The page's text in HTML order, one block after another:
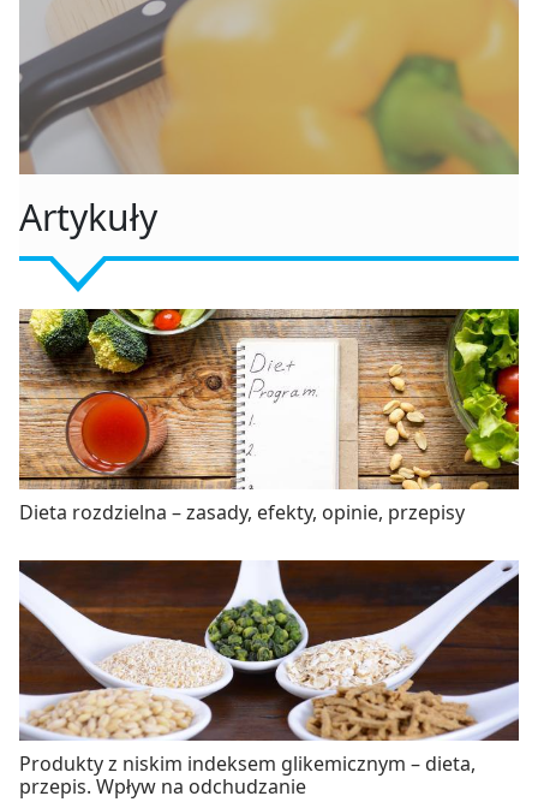
Artykuły
Dieta rozdzielna – zasady, efekty, opinie, przepisy
Produkty z niskim indeksem glikemicznym – dieta,
przepis. Wpływ na odchudzanie